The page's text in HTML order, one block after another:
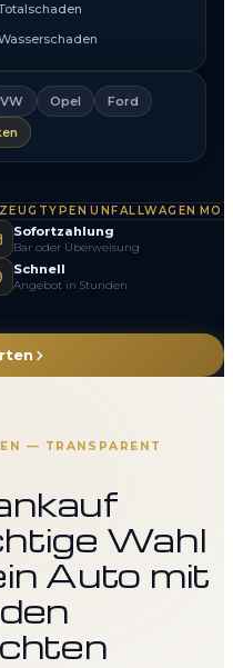
VW Opel
Ford
UNFALLWAGEN
Sofortzahlung
Bar oder Überweisung
Schnell
Angebot in Stunden
— TRANSPARENT
Wahl
Auto mit